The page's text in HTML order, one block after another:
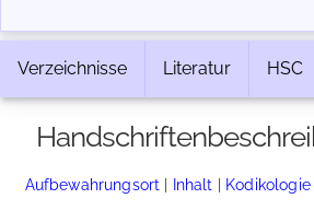
Verzeichnisse Literatur HSC
Aufbewahrungsort | Inhalt | Kodikologie